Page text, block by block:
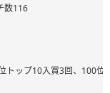
数116
トップ10入賞3回、100位